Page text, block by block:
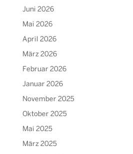
Juni 2026
Mai 2026
April 2026
März 2026
Februar 2026
Januar 2026
November 2025
Oktober 2025
Mai 2025
März 2025